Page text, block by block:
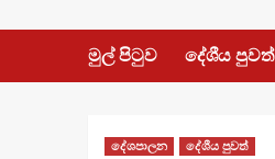
මුල් පිටුව දේශීය පුවත්
දේශපාලන දේශීය පුවත්